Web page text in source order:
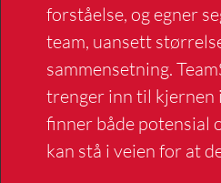
forståelse, og egner
team, uansett
sammensetning.
trenger inn til kjernen
finner både potensial
kan stå i veien for at